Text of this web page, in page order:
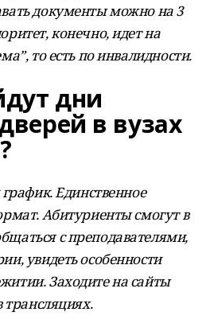
документы можно на 3
конечно, идет на
то есть по инвалидности.
дни
в вузах
Единственное
Абитуриенты смогут в
с преподавателями,
увидеть особенности
Заходите на сайты
трансляциях.